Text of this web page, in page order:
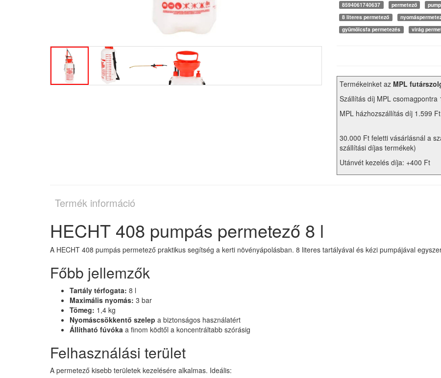
8594061740637
permetező
8 literes permetező
gyümölcsfa permetezés
virág
Termékeinket az MPL
Szállítás díj MPL csomagpontra
MPL házhozszállítás díj 1.599 Ft
30.000 Ft feletti vásárlásnál a
szállítási díjas termékek)
Utánvét kezelés díja: +400 Ft
Termék információ
HECHT 408 pumpás permetező 8 l
A HECHT 408 pumpás permetező praktikus segítség a kerti növényápolásban. 8 literes tartályával és kézi pumpájával
Főbb jellemzők
Tartály térfogata: 8 l
Maximális nyomás: 3 bar
Tömeg: 1,4 kg
Nyomáscsökkentő szelep a biztonságos használatért
Állítható fúvóka a finom ködtől a koncentráltabb szórásig
Felhasználási terület
A permetező kisebb területek kezelésére alkalmas. Ideális: